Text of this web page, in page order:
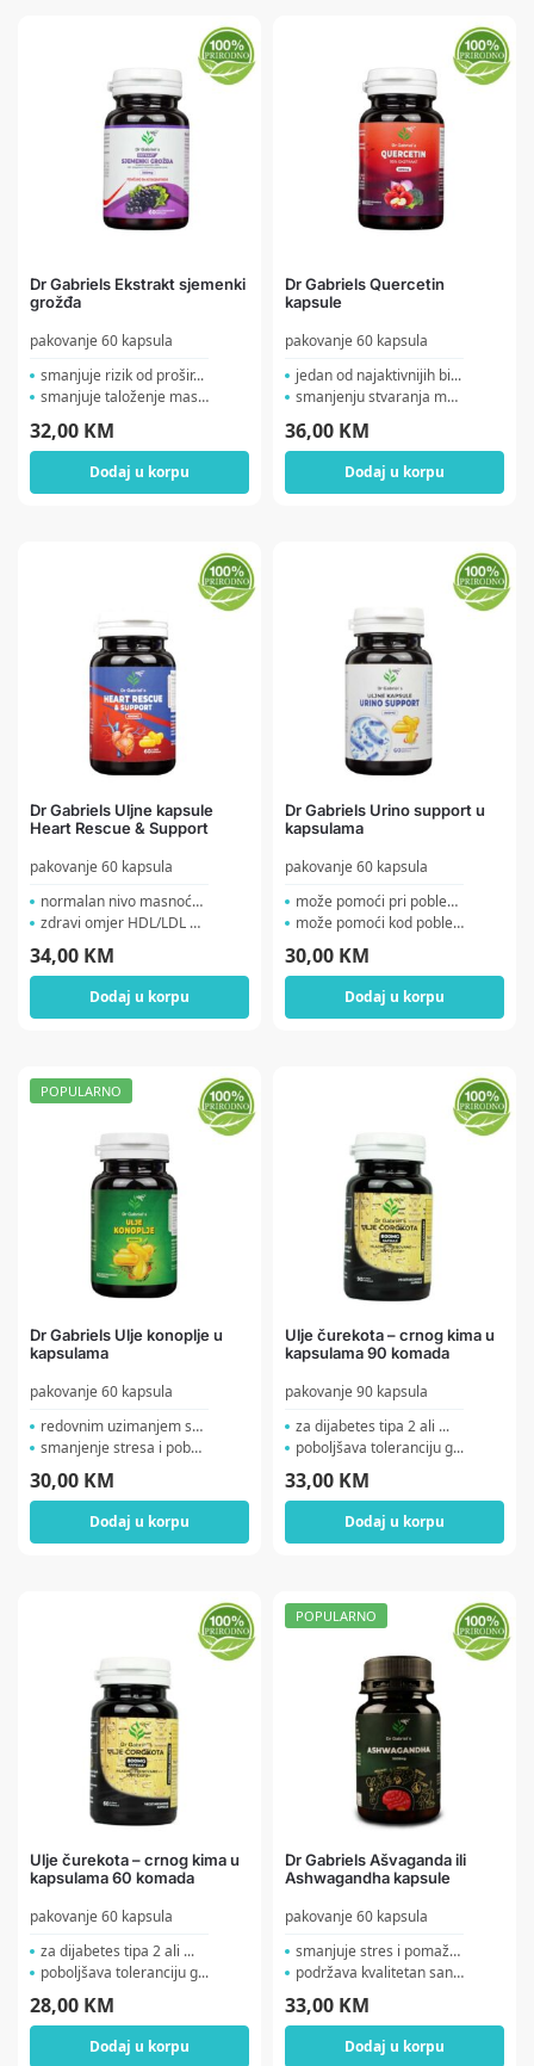
Dr Gabriels Ekstrakt sjemenki
grožđa
pakovanje 60 kapsula
smanjuje rizik od prošir...
smanjuje taloženje masti...
32,00 KM
Dodaj u korpu
Dr Gabriels Quercetin
kapsule
pakovanje 60 kapsula
jedan od najaktivnijih bi...
smanjenju stvaranja mokra...
36,00 KM
Dodaj u korpu
Dr Gabriels Uljne kapsule
Heart Rescue & Support
pakovanje 60 kapsula
normalan nivo masnoća i ...
zdravi omjer HDL/LDL masn...
34,00 KM
Dodaj u korpu
Dr Gabriels Urino support u
kapsulama
pakovanje 60 kapsula
može pomoći pri poblemi...
može pomoći kod poblema...
30,00 KM
Dodaj u korpu
POPULARNO
Dr Gabriels Ulje konoplje u
kapsulama
pakovanje 60 kapsula
redovnim uzimanjem smanju...
smanjenje stresa i pobolj...
30,00 KM
Dodaj u korpu
Ulje čurekota – crnog kima u
kapsulama 90 komada
pakovanje 90 kapsula
za dijabetes tipa 2 ali ...
poboljšava toleranciju g...
33,00 KM
Dodaj u korpu
Ulje čurekota – crnog kima u
kapsulama 60 komada
pakovanje 60 kapsula
za dijabetes tipa 2 ali ...
poboljšava toleranciju g...
28,00 KM
Dodaj u korpu
POPULARNO
Dr Gabriels Ašvaganda ili
Ashwagandha kapsule
pakovanje 60 kapsula
smanjuje stres i pomaže ...
podržava kvalitetan san ...
33,00 KM
Dodaj u korpu